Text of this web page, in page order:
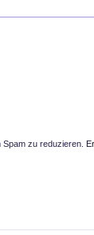
zu reduzieren.